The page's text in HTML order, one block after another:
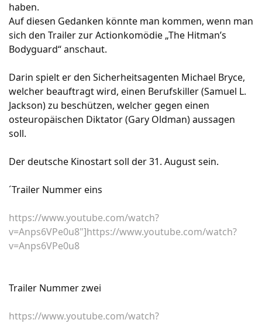
e
r
haben.
Auf diesen Gedanken könnte man kommen, wenn man
sich den Trailer zur Actionkomödie „The Hitman’s
Bodyguard“ anschaut.
Darin spielt er den Sicherheitsagenten Michael Bryce,
welcher beauftragt wird, einen Berufskiller (Samuel L.
Jackson) zu beschützen, welcher gegen einen
osteuropäischen Diktator (Gary Oldman) aussagen
soll.
Der deutsche Kinostart soll der 31. August sein.
´Trailer Nummer eins
https://www.youtube.com/watch?
v=Anps6VPe0u8"]https://www.youtube.com/watch?
v=Anps6VPe0u8
Trailer Nummer zwei
https://www.youtube.com/watch?